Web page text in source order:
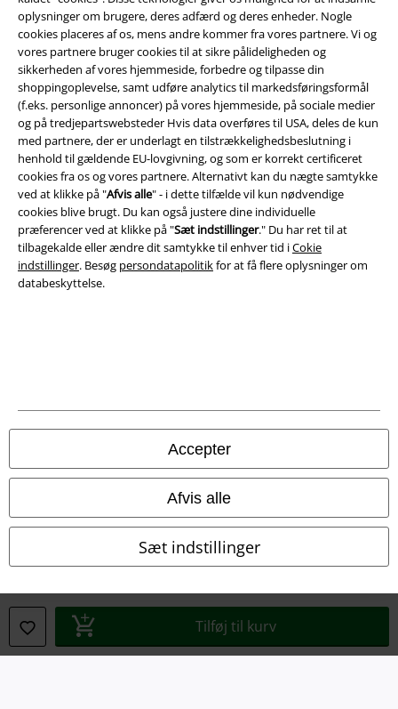
oplysninger om brugere, deres adfærd og deres enheder. Nogle
cookies placeres af os, mens andre kommer fra vores partnere. Vi og
vores partnere bruger cookies til at sikre pålideligheden og
sikkerheden af ​​vores hjemmeside, forbedre og tilpasse din
shoppingoplevelse, samt udføre analytics til markedsføringsformål
(f.eks. personlige annoncer) på vores hjemmeside, på sociale medier
og på tredjepartswebsteder Hvis data overføres til USA, deles de kun
med partnere, der er underlagt en tilstrækkelighedsbeslutning i
henhold til gældende EU-lovgivning, og som er korrekt certificeret
cookies fra os og vores partnere. Alternativt kan du nægte samtykke
ved at klikke på "Afvis alle" - i dette tilfælde vil kun nødvendige
cookies blive brugt. Du kan også justere dine individuelle
præferencer ved at klikke på "Sæt indstillinger." Du har ret til at
tilbagekalde eller ændre dit samtykke til enhver tid iCokie
indstillinger. Besøg persondatapolitikfor at få flere oplysninger om
databeskyttelse.
Accepter
Afvis alle
Sæt indstillinger
Tilføj til kurv
Juridisk
Salgs-, medlems- & leveringsbetingelser
Om EMP Danmark
Persondatapolitik
Bortskaffelse af affald og miljøbeskyttelse
Alle priser er inkl. moms. Oplyst leveringstid er et estimat og ikke
© 1986-2026 E.M.P. Merchandising HGmbH
EMP Webshops
EMP International